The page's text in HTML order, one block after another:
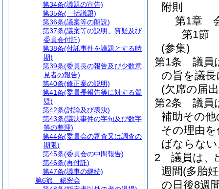
附則
第1章
第1節
(参集)
第1条
議員
の旨を議
(欠席の届
第2条
議員
補助その
その理由
ばならな
2
議員は、
週間(多胎
の日後8週
第34条(議題の宣告)
第35条(一括議題)
第36条(議案等の朗読)
第37条(議案等の説明、質疑及び
委員会付託)
第38条(付託事件を議題とする時
期)
第39条(委員長の報告及び少数意
見者の報告)
第40条(修正案の説明)
第41条(委員長報告等に対する質
疑)
第42条(討論及び表決)
第43条(議決事件の字句及び数字
等の整理)
第44条(委員会の審査又は調査の
期限)
第45条(委員会の中間報告)
第46条(再付託)
第47条(議事の継続)
第6節
秘密会